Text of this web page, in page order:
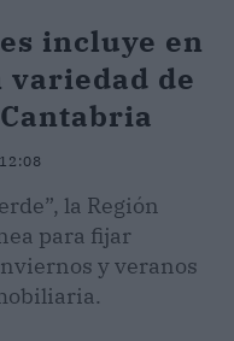
incluye en
variedad de
la Región
para fijar
y veranos